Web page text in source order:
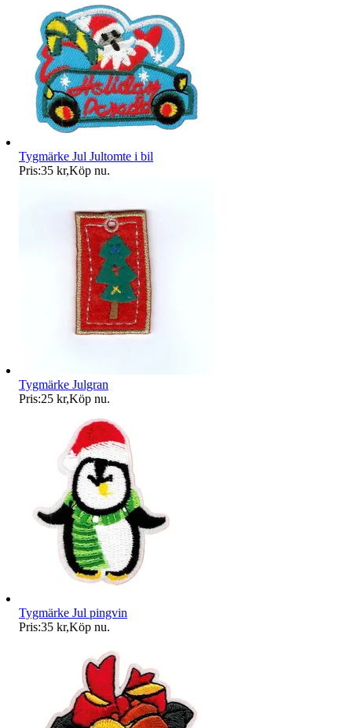
Tygmärke Jul Jultomte i bil
Pris:35 kr,Köp nu.
Tygmärke Julgran
Pris:25 kr,Köp nu.
Tygmärke Jul pingvin
Pris:35 kr,Köp nu.